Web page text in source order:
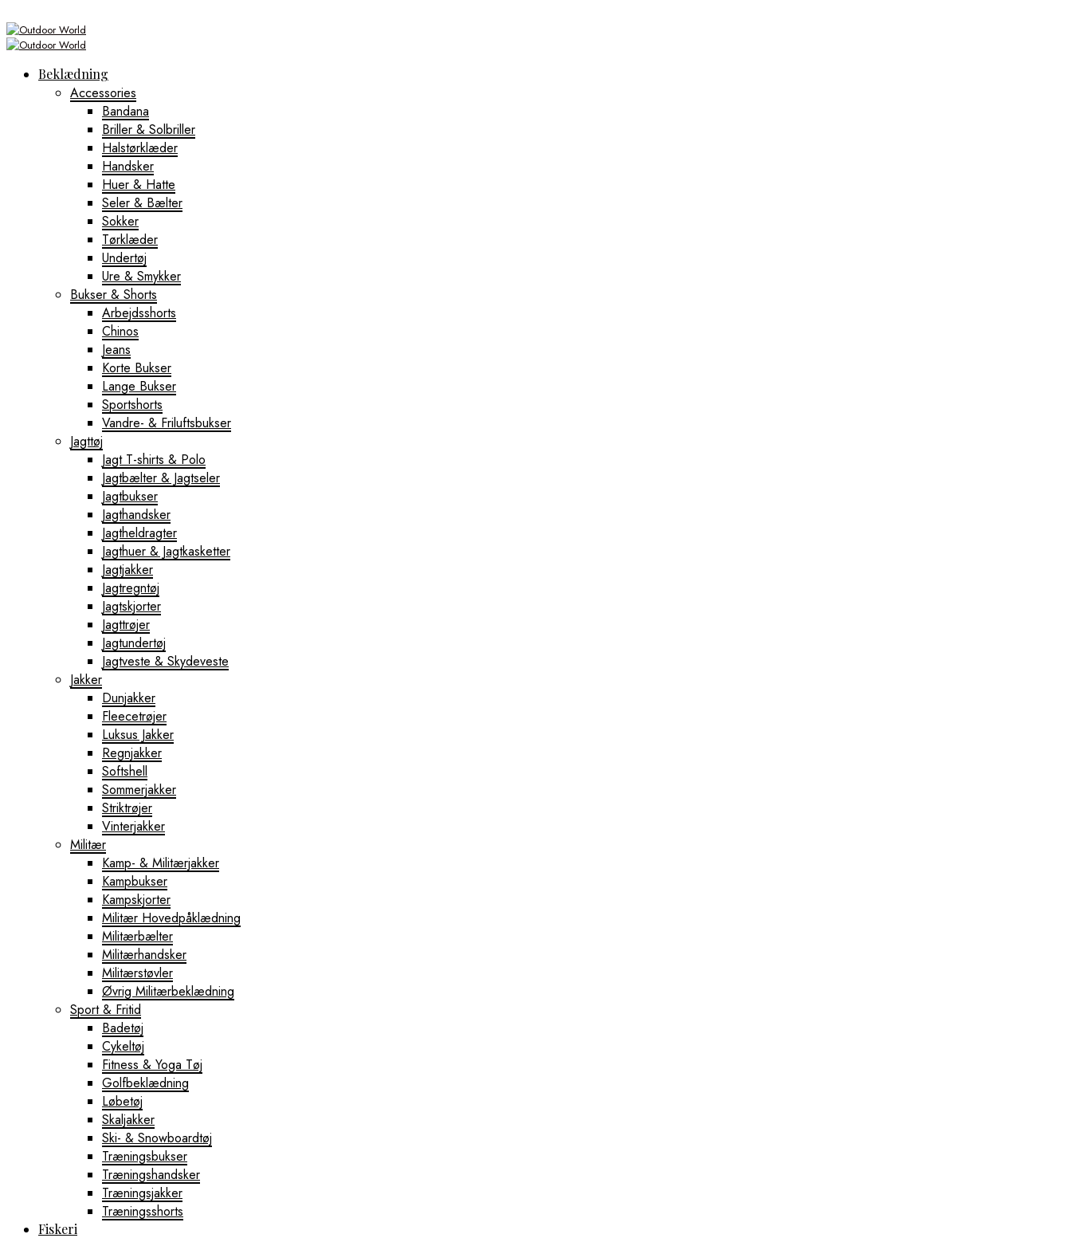
Beklædning
Accessories
Bandana
Briller & Solbriller
Halstørklæder
Handsker
Huer & Hatte
Seler & Bælter
Sokker
Tørklæder
Undertøj
Ure & Smykker
Bukser & Shorts
Arbejdsshorts
Chinos
Jeans
Korte Bukser
Lange Bukser
Sportshorts
Vandre- & Friluftsbukser
Jagttøj
Jagt T-shirts & Polo
Jagtbælter & Jagtseler
Jagtbukser
Jagthandsker
Jagtheldragter
Jagthuer & Jagtkasketter
Jagtjakker
Jagtregntøj
Jagtskjorter
Jagttrøjer
Jagtundertøj
Jagtveste & Skydeveste
Jakker
Dunjakker
Fleecetrøjer
Luksus Jakker
Regnjakker
Softshell
Sommerjakker
Striktrøjer
Vinterjakker
Militær
Kamp- & Militærjakker
Kampbukser
Kampskjorter
Militær Hovedpåklædning
Militærbælter
Militærhandsker
Militærstøvler
Øvrig Militærbeklædning
Sport & Fritid
Badetøj
Cykeltøj
Fitness & Yoga Tøj
Golfbeklædning
Løbetøj
Skaljakker
Ski- & Snowboardtøj
Træningsbukser
Træningshandsker
Træningsjakker
Træningsshorts
Fiskeri